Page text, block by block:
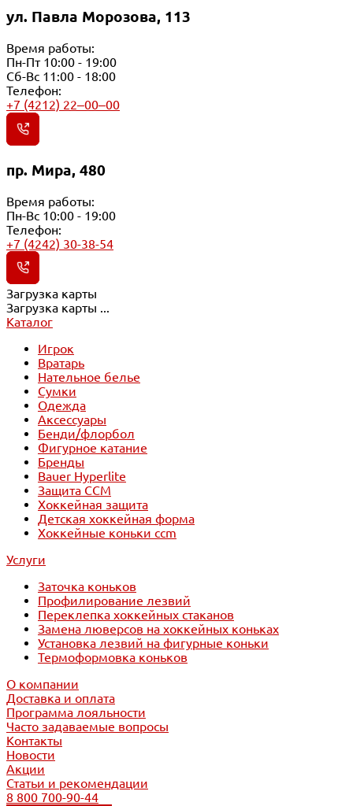
ул. Павла Морозова, 113
Время работы:
Пн-Пт 10:00 - 19:00
Сб-Вс 11:00 - 18:00
Телефон:
+7 (4212) 22‒00‒00
пр. Мира, 480
Время работы:
Пн-Вс 10:00 - 19:00
Телефон:
+7 (4242) 30-38-54
Загрузка карты
Загрузка карты ...
Каталог
Игрок
Вратарь
Нательное белье
Сумки
Одежда
Аксессуары
Бенди/флорбол
Фигурное катание
Бренды
Bauer Hyperlite
Защита CCM
Хоккейная защита
Детская хоккейная форма
Хоккейные коньки ccm
Услуги
Заточка коньков
Профилирование лезвий
Переклепка хоккейных стаканов
Замена люверсов на хоккейных коньках
Установка лезвий на фигурные коньки
Термоформовка коньков
О компании
Доставка и оплата
Программа лояльности
Часто задаваемые вопросы
Контакты
Новости
Акции
Статьи и рекомендации
8 800 700-90-44